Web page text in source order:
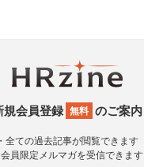
規会員登録 無料 のご案内
・全ての過去記事が閲覧できます
会員限定メルマガを受信できます